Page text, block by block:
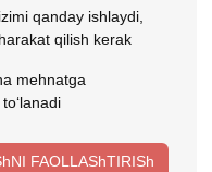
qanday ishlaydi,
qilish kerak
mehnatga
FAOLLAShTIRISh